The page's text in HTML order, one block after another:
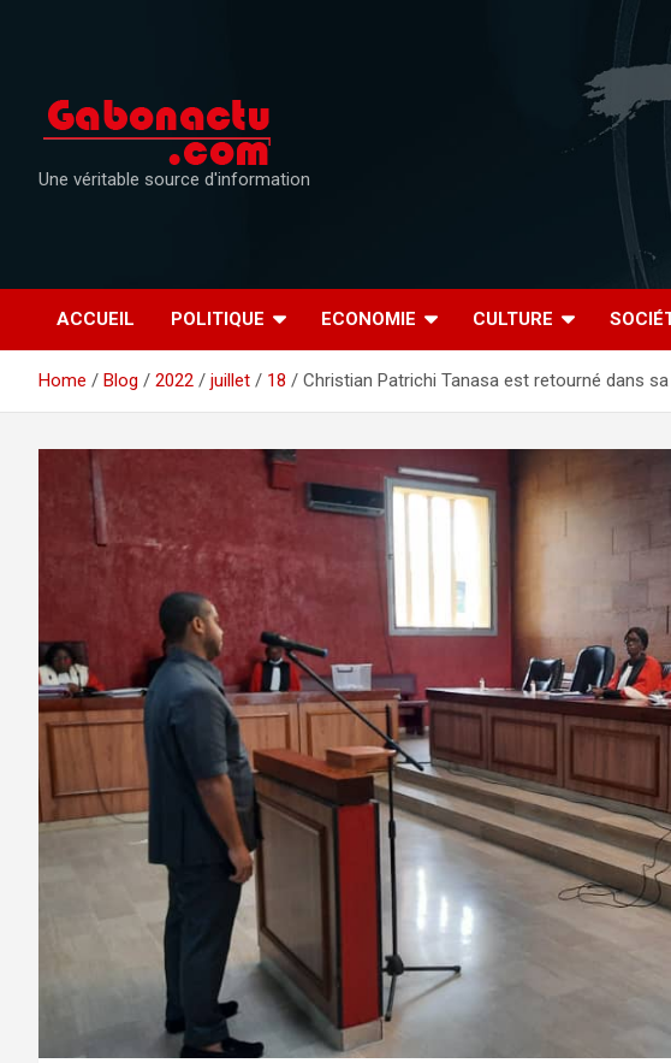
Une véritable source d'information
ACCUEIL POLITIQUE ECONOMIE CULTURE
Home Blog 2022 juillet 18 Christian Patrichi Tanasa est retourné dans